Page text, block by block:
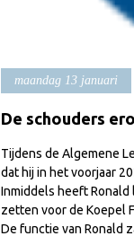
maandag 13 januari
De schouders
Tijdens de Algemene
dat hij in het voorjaar
Inmiddels heeft Ronald
zetten voor de Koepel
De functie van Ronald